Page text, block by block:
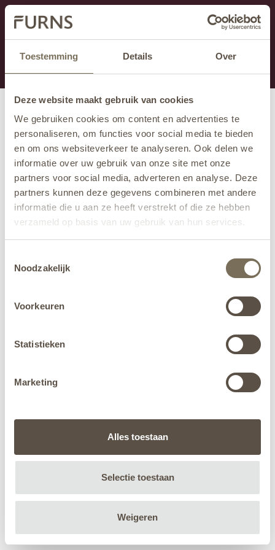
Toestemming Details Over
Deze website maakt gebruik van cookies
We gebruiken cookies om content en advertenties te
personaliseren, om functies voor social media te bieden
en om ons websiteverkeer te analyseren. Ook delen we
informatie over uw gebruik van onze site met onze
partners voor social media, adverteren en analyse. Deze
partners kunnen deze gegevens combineren met andere
informatie die u aan ze heeft verstrekt of die ze hebben
verzameld op basis van uw gebruik van hun services.
jehier.
Noodzakelijk
Voorkeuren
Statistieken
Marketing
Alles toestaan
Selectie toestaan
Weigeren
Cette section est actuellement en maintenance.
Si vous manquez des informations, vous pouvez nous
appeler au +31 413 395 295 ou nous envoyer un e-